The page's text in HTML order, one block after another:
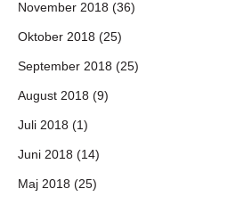
November 2018 (36)
Oktober 2018 (25)
September 2018 (25)
August 2018 (9)
Juli 2018 (1)
Juni 2018 (14)
Maj 2018 (25)